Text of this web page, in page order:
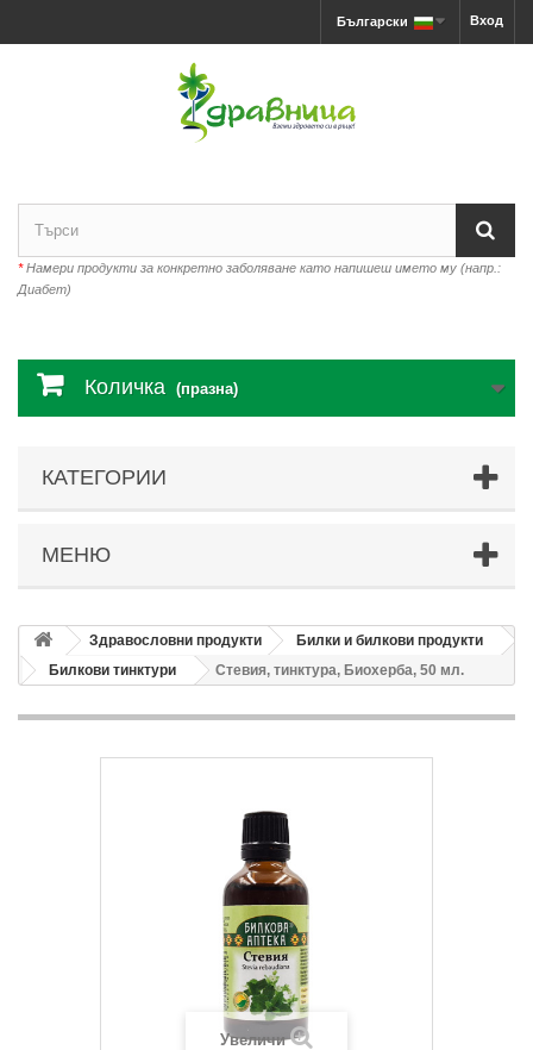
Вход
Български
*Намери продукти за конкретно заболяване като напишеш името му (напр.:
Диабет)
Количка (празна)
КАТЕГОРИИ
МЕНЮ
Здравословни продукти
Билки и билкови продукти
Билкови тинктури
Стевия, тинктура, Биохерба, 50 мл.
Увеличи